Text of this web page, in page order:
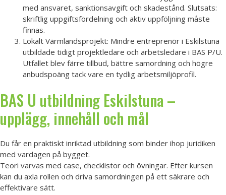
med ansvaret, sanktionsavgift och skadestånd. Slutsats:
skriftlig uppgiftsfördelning och aktiv uppföljning måste
finnas.
Lokalt Värmlandsprojekt: Mindre entreprenör i Eskilstuna
utbildade tidigt projektledare och arbetsledare i BAS P/U.
Utfallet blev färre tillbud, bättre samordning och högre
anbudspoäng tack vare en tydlig arbetsmiljöprofil.
BAS U utbildning Eskilstuna –
upplägg, innehåll och mål
Du får en praktiskt inriktad utbildning som binder ihop juridiken
med vardagen på bygget.
Teori varvas med case, checklistor och övningar. Efter kursen
kan du axla rollen och driva samordningen på ett säkrare och
effektivare sätt.